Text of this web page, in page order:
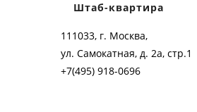
Штаб-квартира
111033, г. Москва,
ул. Самокатная, д. 2а, стр.1
+7(495) 918-0696